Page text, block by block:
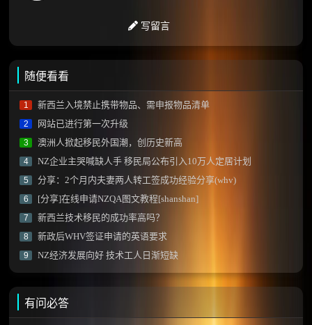
写留言
随便看看
1 新西兰入境禁止携带物品、需申报物品清单
2 网站已进行第一次升级
3 澳洲人掀起移民外国潮，创历史新高
4 NZ企业主哭喊缺人手 移民局公布引入10万人定居计划
5 分享：2个月内夫妻两人转工签成功经验分享(whv)
6 [分享]在线申请NZQA图文教程[shanshan]
7 新西兰技术移民的成功率高吗？
8 新政后WHV签证申请的英语要求
9 NZ经济发展向好 技术工人日渐短缺
有问必答